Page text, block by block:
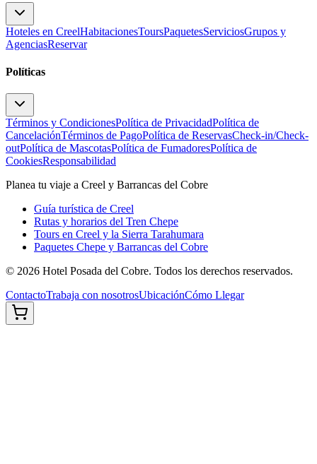
Hoteles en CreelHabitacionesToursPaquetesServiciosGrupos y
AgenciasReservar
Políticas
Términos y CondicionesPolítica de PrivacidadPolítica de
CancelaciónTérminos de PagoPolítica de ReservasCheck-in/Check-
outPolítica de MascotasPolítica de FumadoresPolítica de
CookiesResponsabilidad
Planea tu viaje a Creel y Barrancas del Cobre
Guía turística de Creel
Rutas y horarios del Tren Chepe
Tours en Creel y la Sierra Tarahumara
Paquetes Chepe y Barrancas del Cobre
© 2026 Hotel Posada del Cobre. Todos los derechos reservados.
ContactoTrabaja con nosotrosUbicaciónCómo Llegar